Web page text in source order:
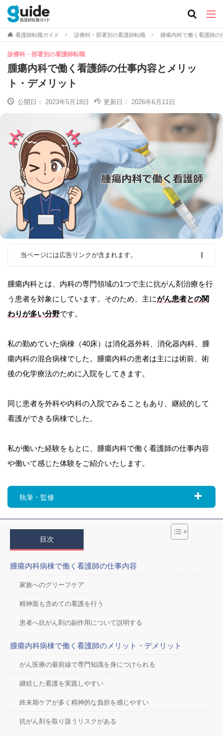
看護師転職ガイド 診療科・部署別の看護師転職 腫瘍内科で働く看護師
診療科・部署別の看護師転職
腫瘍内科で働く看護師の仕事内容とメリッ
ト・デメリット
公開日： 2023年5月18日 更新日： 2026年6月11日
当ページには広告リンクが含まれます。
腫瘍内科とは、内科の専門領域の1つで主に抗がん剤治療を行
う患者を対象にしています。そのため、主にがん患者との関
わりが多い分野です。
私の勤めていた病棟（40床）は消化器外科、消化器内科、腫
瘍内科の混合病棟でした。腫瘍内科の患者は主には術前、術
後の化学療法のために入院をしてきます。
同じ患者を外科や内科の入院でみることもあり、継続的して
看護ができる病棟でした。
私が働いた経験をもとに、腫瘍内科で働く看護師の仕事内容
や働いて感じた体験をご紹介いたします。
執筆・監修
目次
腫瘍内科病棟で働く看護師の仕事内容
家族へのグリーフケア
精神面も含めての看護を行う
患者へ抗がん剤の副作用について説明する
腫瘍内科病棟で働く看護師のメリット・デメリット
がん医療の最前線で専門知識を身につけられる
継続した看護を実践しやすい
終末期ケアが多く精神的な負担を感じやすい
抗がん剤を取り扱うリスクがある